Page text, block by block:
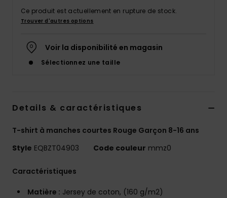
Ce produit est actuellement en rupture de stock.
Trouver d'autres options
Voir la disponibilité en magasin
Sélectionnez une taille
Details & caractéristiques
T-shirt à manches courtes Rouge Garçon 8-16 ans
Style EQBZT04903 Code couleur mmz0
Caractéristiques
Matière : Jersey de coton, (160 g/m2)